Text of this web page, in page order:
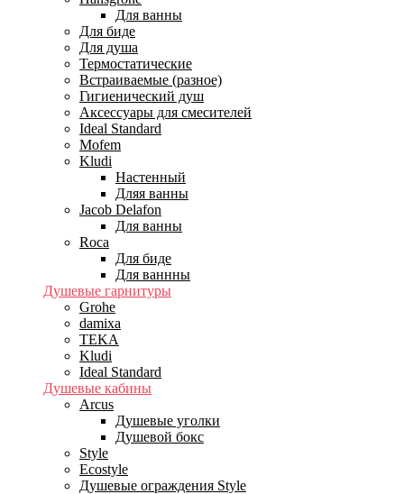
Для ванны
Для биде
Для душа
Термостатические
Встраиваемые (разное)
Гигиенический душ
Аксессуары для смесителей
Ideal Standard
Mofem
Kludi
Настенный
Дляя ванны
Jacob Delafon
Для ванны
Roca
Для биде
Для ваннны
Душевые гарнитуры
Grohe
damixa
TEKA
Kludi
Ideal Standard
Душевые кабины
Arcus
Душевые уголки
Душевой бокс
Style
Ecostyle
Душевые ограждения Style